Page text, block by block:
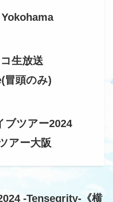
生放送
冒頭のみ)
ブツアー2024
アー大阪
-Tensegrity-《横